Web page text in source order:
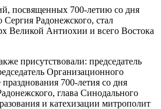
посвященных 700-летию со дня
Радонежского, стал
Великой Антиохии и всего Востока
присутствовали: председатель
Организационного
700-летия со дня
глава Синодального
и катехизации митрополит